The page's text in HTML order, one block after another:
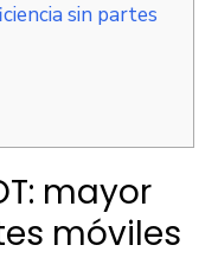
sin partes
mayor
móviles